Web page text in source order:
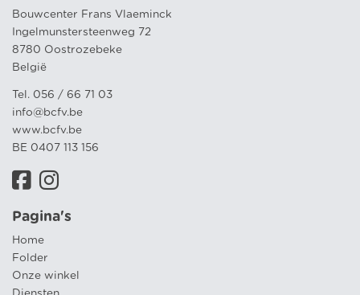
Bouwcenter Frans Vlaeminck
Ingelmunstersteenweg 72
8780 Oostrozebeke
België
Tel. 056 / 66 71 03
info@bcfv.be
www.bcfv.be
BE 0407 113 156
Pagina's
Home
Folder
Onze winkel